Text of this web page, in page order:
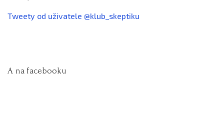
Tweety od uživatele @klub_skeptiku
A na facebooku